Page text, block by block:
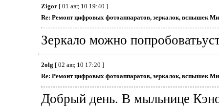
Zigor[ 01 авг, 10 19:40 ]
Re: Ремонт цифровых фотоаппаратов, зеркалок, вспышек
Зеркало можно
2olg [ 02 авг, 10 17:20 ]
Re: Ремонт цифровых фотоаппаратов, зеркалок, вспышек
Добрый день. В мыльнице